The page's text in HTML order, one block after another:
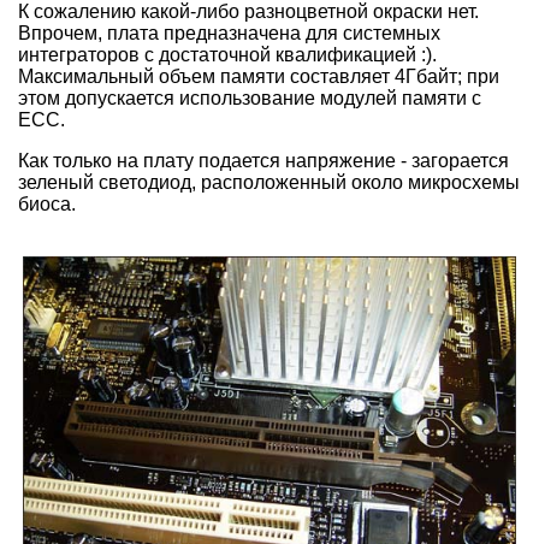
К сожалению какой-либо разноцветной окраски нет.
Впрочем, плата предназначена для системных
интеграторов с достаточной квалификацией :).
Максимальный объем памяти составляет 4Гбайт; при
этом допускается использование модулей памяти с
ECC.
Как только на плату подается напряжение - загорается
зеленый светодиод, расположенный около микросхемы
биоса.